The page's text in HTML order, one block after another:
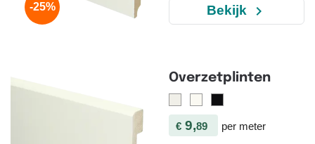
Bekijk navigate_next
-25%
Overzetplinten
€ 9,89 per meter